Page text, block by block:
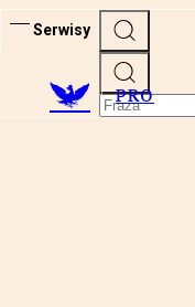
Serwisy
PRO